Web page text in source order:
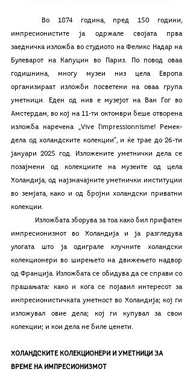
импресионистите ја одржале својата прва
заедничка изложба во студиото на Феликс Надар на
Булеварот на Капуцин во Париз. По повод оваа
годишнина, многу музеи низ цела Eвропа
организираат изложби посветени на оваа група
уметници. Еден од нив е музејот на Ван Гог во
Амстердам, во кој на 11-ти октомври беше отворена
изложба наречена „Vive l’impressionnisme! Ремек-
дела од холандските колекции“, и ќе трае до 26-ти
јануари 2025 год. Изложените уметнички дела се
позајмени од колекциите на музеите од цела
Холандија, од најзначајните уметнички институции
во земјата, како и од бројни холандски приватни
колекции.
импресионизмот во Холандија и ја разгледува
улогата што ја одиграле клучните холандски
колекционери во ширењето на движењето надвор
од Франција. Изложбата се обидува да се справи со
прашањата: како и кога се појавил интересот за
импресионистичката уметност во Холандија; кој ги
изложувал овие дела; кој ги купувал за свои
колекции; и кои дела не биле ценети.
ХОЛАНДСКИТЕ КОЛЕКЦИОНЕРИ И УМЕТНИЦИ ЗА
ВРЕМЕ НА ИМПРЕСИОНИЗМОТ